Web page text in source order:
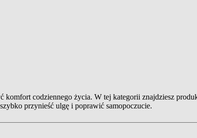
codziennego życia. W tej kategorii znajdziesz
przynieść ulgę i poprawić samopoczucie.